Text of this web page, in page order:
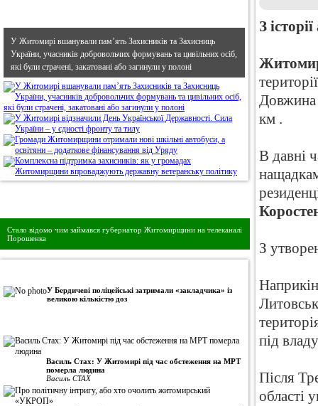
У Житомирі вшанували пам’ять Захисників та Захисниць
України, учасників добровольчих формувань та цивільних осіб,
які були страчені, закатовані або загинули у полоні
Стало відомо чим займався губернатор Житомирщини на телеканалі
Порошенка
У Бердичеві поліцейські затримали «закладчика» із
великою кількістю доз
Василь Стах: У Житомирі під час обстеження на МРТ
померла людина
Василь СТАХ
З
Довжина
км .
В давні
З
під
Після
області